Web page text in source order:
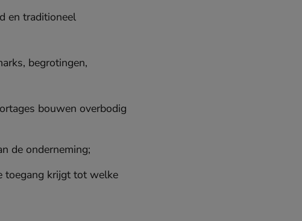
en traditioneel
begrotingen,
bouwen overbodig
de onderneming;
toegang krijgt tot welke